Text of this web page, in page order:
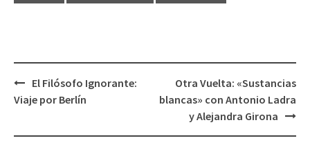
Navegación
El Filósofo Ignorante:
Viaje por Berlín
Otra Vuelta: «Sustancias
blancas» con Antonio Ladra
y Alejandra Girona